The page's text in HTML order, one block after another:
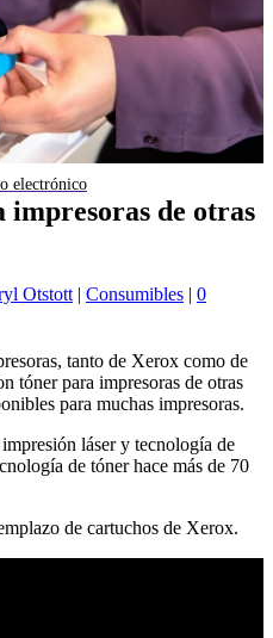
electrónico
de otras
Otstott | Consumibles | 0
tanto de Xerox como de
tóner para impresoras de otras
para muchas impresoras.
láser y tecnología de
de tóner hace más de 70
de cartuchos de Xerox.